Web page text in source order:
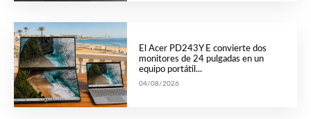
El Acer PD243Y E convierte dos
monitores de 24 pulgadas en un
equipo portátil...
04/08/2026